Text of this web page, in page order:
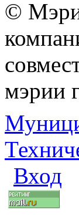
©
мэрии
Вход